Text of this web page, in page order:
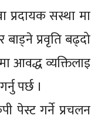
प्रदायक सस्था मा
प्रवृति बढ्दो
आवद्ध व्यक्तिलाइ
पर्छ ।
पेस्ट गर्ने प्रचलन